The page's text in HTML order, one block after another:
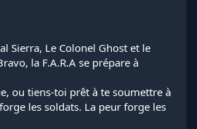
Sierra, Le Colonel Ghost et le
la F.A.R.A se prépare à
ou tiens-toi prêt à te soumettre à
les soldats. La peur forge les